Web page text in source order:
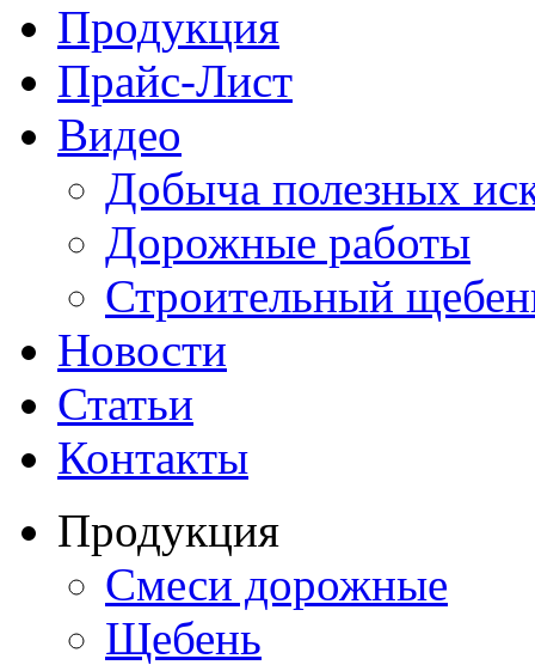
Продукция
Прайс-Лист
Видео
Добыча полезных
Дорожные работы
Строительный
Новости
Статьи
Контакты
Продукция
Смеси дорожные
Щебень